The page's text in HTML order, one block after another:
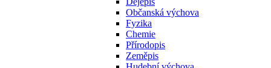
Občanská výchova
Fyzika
Chemie
Přírodopis
Zeměpis